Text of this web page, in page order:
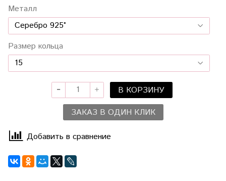
Металл
Размер кольца
В КОРЗИНУ
ЗАКАЗ В ОДИН КЛИК
Добавить в сравнение